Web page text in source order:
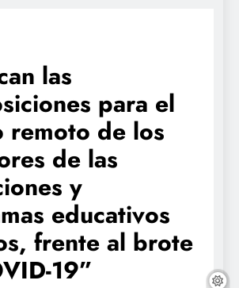
las
para el
remoto de los
de las
y
educativos
frente al brote
19”